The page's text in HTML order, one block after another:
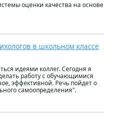
оценки качества на основе
в школьном классе
идеями коллег. Сегодня я
работу с обучающимися
эффективной. Речь пойдет о
самоопределения".